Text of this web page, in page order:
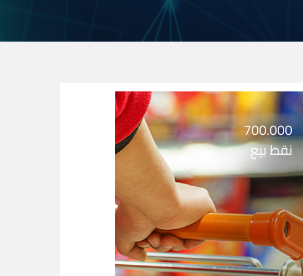
700.000
نقط بيع